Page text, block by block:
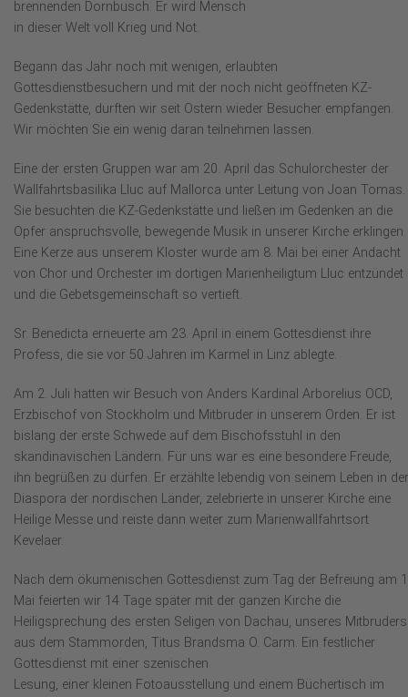
brennenden Dornbusch. Er wird Mensch
in dieser Welt voll Krieg und Not.
Begann das Jahr noch mit wenigen, erlaubten
Gottesdienstbesuchern und mit der noch nicht geöffneten KZ-
Gedenkstätte, durften wir seit Ostern wieder Besucher empfangen.
Wir möchten Sie ein wenig daran teilnehmen lassen.
Eine der ersten Gruppen war am 20. April das Schulorchester der
Wallfahrtsbasilika Lluc auf Mallorca unter Leitung von Joan Tomas.
Sie besuchten die KZ-Gedenkstätte und ließen im Gedenken an die
Opfer anspruchsvolle, bewegende Musik in unserer Kirche erklingen.
Eine Kerze aus unserem Kloster wurde am 8. Mai bei einer Andacht
von Chor und Orchester im dortigen Marienheiligtum Lluc entzündet
und die Gebetsgemeinschaft so vertieft.
Sr. Benedicta erneuerte am 23. April in einem Gottesdienst ihre
Profess, die sie vor 50 Jahren im Karmel in Linz ablegte.
Am 2. Juli hatten wir Besuch von Anders Kardinal Arborelius OCD,
Erzbischof von Stockholm und Mitbruder in unserem Orden. Er ist
bislang der erste Schwede auf dem Bischofsstuhl in den
skandinavischen Ländern. Für uns war es eine besondere Freude,
ihn begrüßen zu dürfen. Er erzählte lebendig von seinem Leben in der
Diaspora der nordischen Länder, zelebrierte in unserer Kirche eine
Heilige Messe und reiste dann weiter zum Marienwallfahrtsort
Kevelaer.
Nach dem ökumenischen Gottesdienst zum Tag der Befreiung am
Mai feierten wir 14 Tage später mit der ganzen Kirche die
Heiligsprechung des ersten Seligen von Dachau, unseres Mitbruders
aus dem Stammorden, Titus Brandsma O. Carm. Ein festlicher
Gottesdienst mit einer szenischen
Lesung, einer kleinen Fotoausstellung und einem Büchertisch im